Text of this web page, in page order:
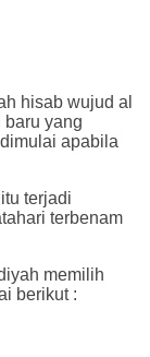
hisab wujud al
baru yang
apabila
terjadi
terbenam
memilih
berikut :